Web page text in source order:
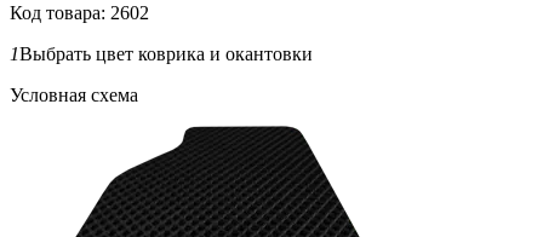
Код товара: 2602
1Выбрать цвет коврика и окантовки
Условная схема